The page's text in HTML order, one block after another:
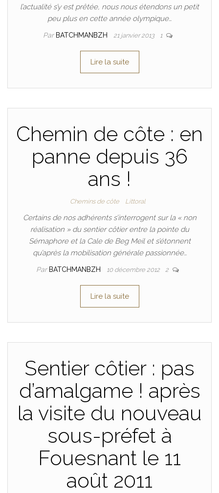
l’actualité s’y est prêtée, nous nous étendons un petit
peu plus en cette année olympique…
Par BATCHMANBZH 21 janvier 2013 1
Lire la suite
Chemin de côte : en
panne depuis 36
ans !
Chemins de côte Littoral
Certains de nos adhérents s’interrogent sur la « non
réalisation » du sentier côtier entre la pointe du
Sémaphore et la Cale de Beg Meil et s’étonnent
qu’après la mobilisation générale passionnée…
Par BATCHMANBZH 10 décembre 2012 2
Lire la suite
Sentier côtier : pas
d’amalgame ! après
la visite du nouveau
sous-préfet à
Fouesnant le 11
août 2011